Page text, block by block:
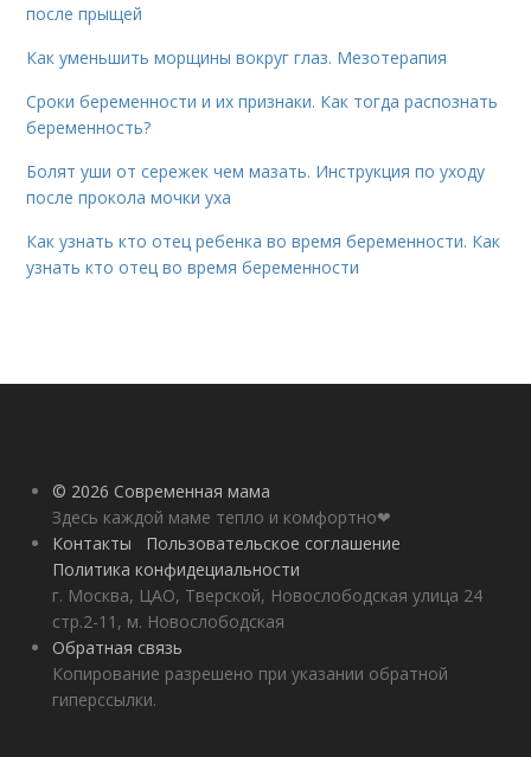
после прыщей
Как уменьшить морщины вокруг глаз. Мезотерапия
Сроки беременности и их признаки. Как тогда распознать
беременность?
Болят уши от сережек чем мазать. Инструкция по уходу
после прокола мочки уха
Как узнать кто отец ребенка во время беременности. Как
узнать кто отец во время беременности
© 2026 Современная мама
Здесь каждой маме тепло и комфортно❤
Контакты
Пользовательское соглашение
Политика конфидециальности
г. Москва, ЦАО, Тверской, Новослободская улица 24
стр.2-11, м. Новослободская
Обратная связь
Копирование разрешено при указании обратной
гиперссылки.